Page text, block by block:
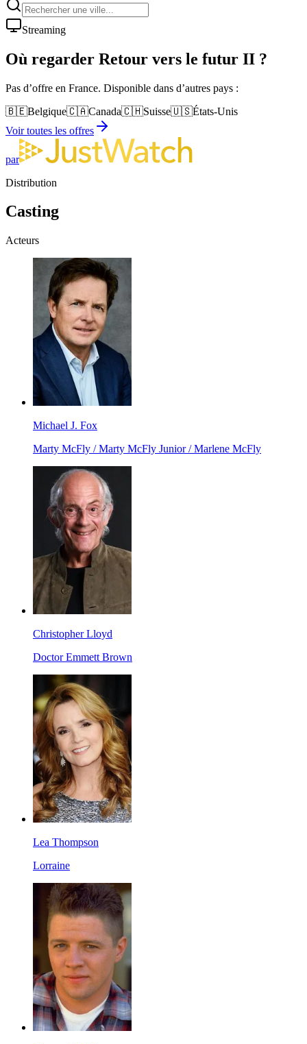
Streaming
Où regarder Retour vers le futur II ?
Pas d’offre en France. Disponible dans d’autres pays :
🇧🇪Belgique🇨🇦Canada🇨🇭Suisse🇺🇸États-Unis
Voir toutes les offres
par
Distribution
Casting
Acteurs
Michael J. Fox
Marty McFly / Marty McFly Junior / Marlene McFly
Christopher Lloyd
Doctor Emmett Brown
Lea Thompson
Lorraine